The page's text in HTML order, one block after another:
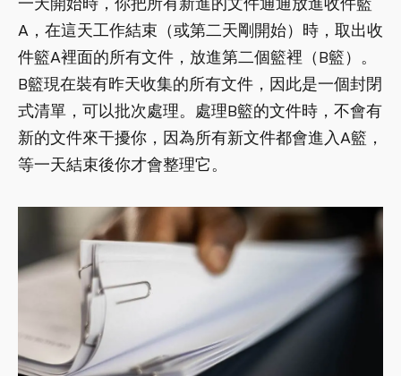
A，在這天工作結束（或第二天剛開始）時，取出收
件籃A裡面的所有文件，放進第二個籃裡（B籃）。
B籃現在裝有昨天收集的所有文件，因此是一個封閉
式清單，可以批次處理。處理B籃的文件時，不會有
新的文件來干擾你，因為所有新文件都會進入A籃，
等一天結束後你才會整理它。